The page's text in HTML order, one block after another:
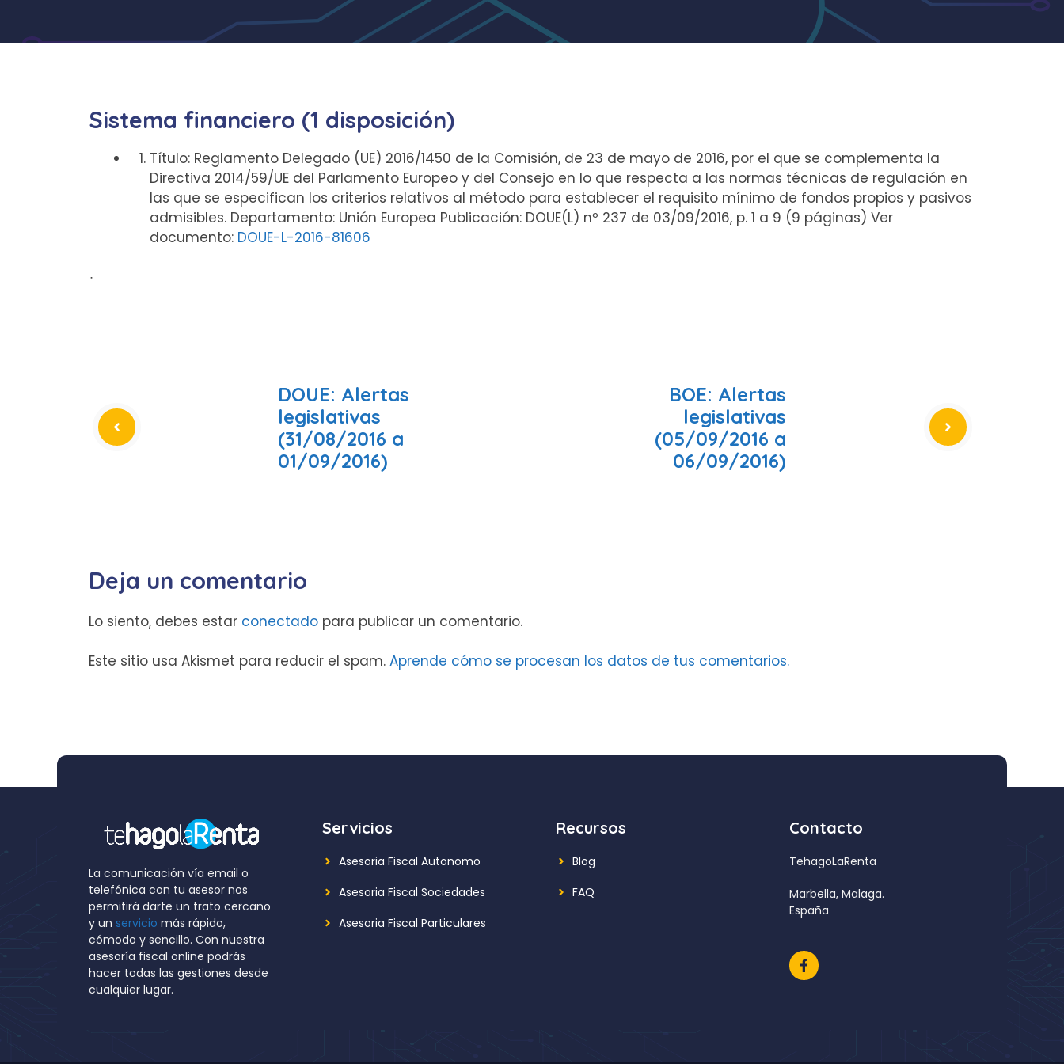
Sistema financiero (1 disposición)
Título: Reglamento Delegado (UE) 2016/1450 de la Comisión, de 23 de mayo de 2016, por el que se complementa la
Directiva 2014/59/UE del Parlamento Europeo y del Consejo en lo que respecta a las normas técnicas de regulación en
las que se especifican los criterios relativos al método para establecer el requisito mínimo de fondos propios y pasivos
admisibles. Departamento: Unión Europea Publicación: DOUE(L) nº 237 de 03/09/2016, p. 1 a 9 (9 páginas) Ver
documento: DOUE-L-2016-81606
ᐧ
DOUE: Alertas
legislativas
(31/08/2016 a
01/09/2016)
BOE: Alertas
legislativas
(05/09/2016 a
06/09/2016)
Deja un comentario
Lo siento, debes estar conectado para publicar un comentario.
Este sitio usa Akismet para reducir el spam. Aprende cómo se procesan los datos de tus comentarios.
La comunicación vía email o
telefónica con tu asesor nos
permitirá darte un trato cercano
y un servicio más rápido,
cómodo y sencillo. Con nuestra
asesoría fiscal online podrás
hacer todas las gestiones desde
cualquier lugar.
Servicios
Asesoria Fiscal Autonomo
Asesoria Fiscal Sociedades
Asesoria Fiscal Particulares
Recursos
Blog
FAQ
Contacto
TehagoLaRenta
Marbella, Malaga.
España